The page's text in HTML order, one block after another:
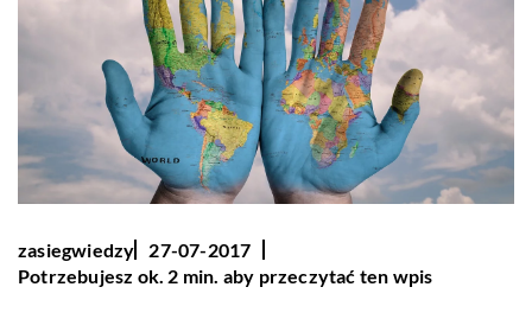
zasiegwiedzy
27-07-2017
Potrzebujesz ok. 2 min. aby przeczytać ten wpis